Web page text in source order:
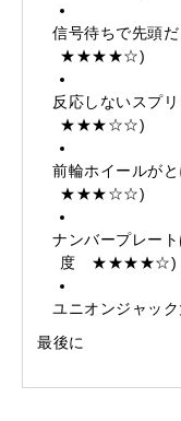
信号待ちで先頭
★★★★☆)
反応しないスプ
★★★☆☆)
前輪ホイールが
★★★☆☆)
ナンバープレー
度 ★★★★☆)
ユニオンジャ
最後に